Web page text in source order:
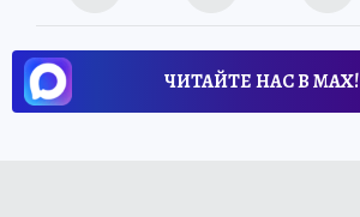
ЧИТАЙТЕ НАС В МАХ!